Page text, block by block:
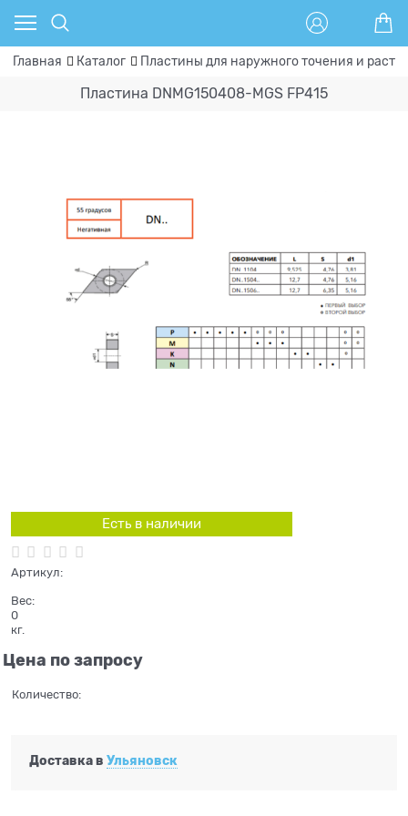
Главная Каталог Пластины для наружного точения и
Пластина DNMG150408-MGS FP415
Есть в наличии
Артикул:
Вес:
0
кг.
Цена по запросу
Количество:
Доставка в Ульяновск